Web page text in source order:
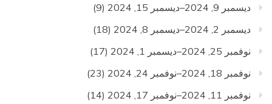
ديسمبر 9, 2024–ديسمبر 15, 2024
(9)
ديسمبر 2, 2024–ديسمبر 8, 2024
(18)
نوفمبر 25, 2024–ديسمبر 1, 2024
(17)
نوفمبر 18, 2024–نوفمبر 24, 2024
(23)
نوفمبر 11, 2024–نوفمبر 17, 2024
(14)